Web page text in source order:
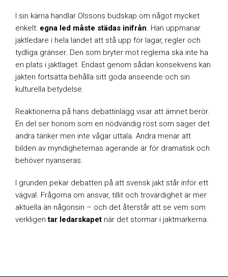
I sin kärna handlar Olssons budskap om något mycket
enkelt: egna led måste städas inifrån. Han uppmanar
jaktledare i hela landet att stå upp för lagar, regler och
tydliga gränser. Den som bryter mot reglerna ska inte ha
en plats i jaktlaget. Endast genom sådan konsekvens kan
jakten fortsätta behålla sitt goda anseende och sin
kulturella betydelse.
Reaktionerna på hans debattinlägg visar att ämnet berör.
En del ser honom som en nödvändig röst som säger det
andra tänker men inte vågar uttala. Andra menar att
bilden av myndigheternas agerande är för dramatisk och
behöver nyanseras.
I grunden pekar debatten på att svensk jakt står inför ett
vägval. Frågorna om ansvar, tillit och trovärdighet är mer
aktuella än någonsin – och det återstår att se vem som
verkligentar ledarskapet när det stormar i jaktmarkerna.